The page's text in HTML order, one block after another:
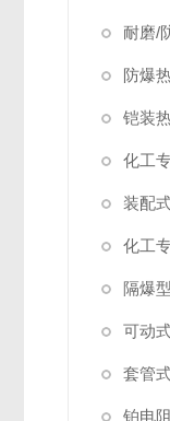
耐磨/
防爆
铠装
化工
装配
化工
隔爆
可动
套管
铂电